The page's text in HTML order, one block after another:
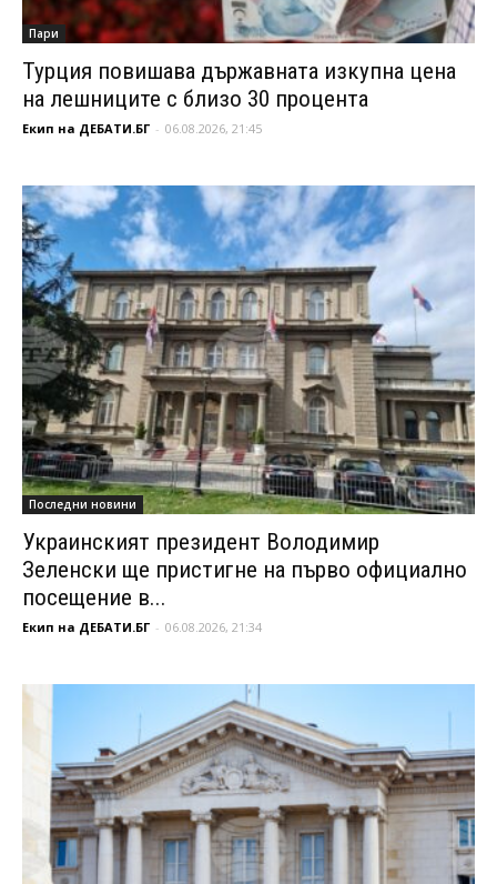
Пари
Турция повишава държавната изкупна цена
на лешниците с близо 30 процента
Екип на ДЕБАТИ.БГ - 06.08.2026, 21:45
Последни новини
Украинският президент Володимир
Зеленски ще пристигне на първо официално
посещение в...
Екип на ДЕБАТИ.БГ - 06.08.2026, 21:34